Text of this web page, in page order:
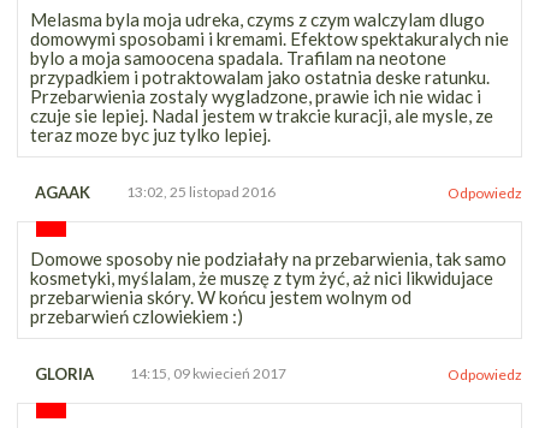
Melasma byla moja udreka, czyms z czym walczylam dlugo
domowymi sposobami i kremami. Efektow spektakuralych nie
bylo a moja samoocena spadala. Trafilam na neotone
przypadkiem i potraktowalam jako ostatnia deske ratunku.
Przebarwienia zostaly wygladzone, prawie ich nie widac i
czuje sie lepiej. Nadal jestem w trakcie kuracji, ale mysle, ze
teraz moze byc juz tylko lepiej.
Odpowiedz
AGAAK 13:02, 25 listopad 2016
Domowe sposoby nie podziałały na przebarwienia, tak samo
kosmetyki, myślalam, że muszę z tym żyć, aż nici likwidujace
przebarwienia skóry. W końcu jestem wolnym od
przebarwień czlowiekiem :)
Odpowiedz
GLORIA 14:15, 09 kwiecień 2017